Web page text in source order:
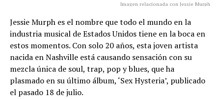
Imagen relacionada con Jessie Murph
Jessie Murph es el nombre que todo el mundo en la
industria musical de Estados Unidos tiene en la boca en
estos momentos. Con solo 20 años, esta joven artista
nacida en Nashville está causando sensación con su
mezcla única de soul, trap, pop y blues, que ha
plasmado en su último álbum, ‘Sex Hysteria’, publicado
el pasado 18 de julio.